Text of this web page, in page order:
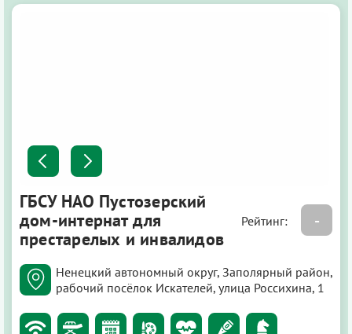
ГБСУ НАО Пустозерский
дом-интернат для
престарелых и инвалидов
Рейтинг: -
Ненецкий автономный округ, Заполярный район,
рабочий посёлок Искателей, улица Россихина, 1